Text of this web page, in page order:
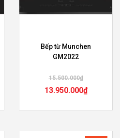
Bếp từ Munchen
GM2022
15.500.000₫
13.950.000₫